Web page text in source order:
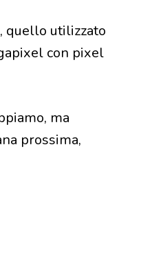
quello utilizzato
con pixel
ma
prossima,